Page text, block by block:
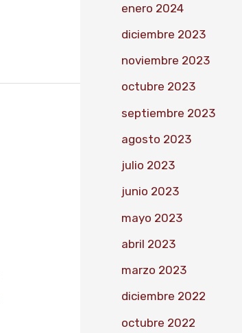
enero 2024
diciembre 2023
noviembre 2023
octubre 2023
septiembre 2023
agosto 2023
julio 2023
junio 2023
mayo 2023
abril 2023
marzo 2023
diciembre 2022
octubre 2022